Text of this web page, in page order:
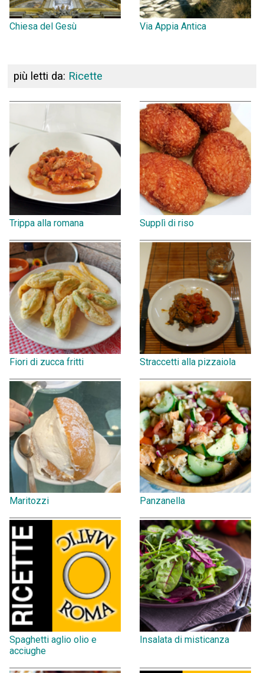
Chiesa del Gesù Via Appia Antica
più letti da: Ricette
Trippa alla romana Supplì di riso
Fiori di zucca fritti Straccetti alla pizzaiola
Maritozzi Panzanella
Spaghetti aglio olio e
acciughe
Insalata di misticanza